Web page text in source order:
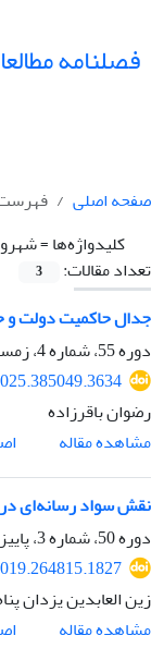
فصلنامه
صفحه اصلی
کلیدواژه‌ها =
تعداد مقالات:
3
جدال حاکمیت دولت و
دوره 55، شماره 4، زمستان 1404، صفحه
رضوان باقرزاده
مشاهده مقاله
نقش سواد رسانه‌ای
دوره 50، شماره 3، پاییز 1399، صفحه
زین العابدین یزدان
مشاهده مقاله